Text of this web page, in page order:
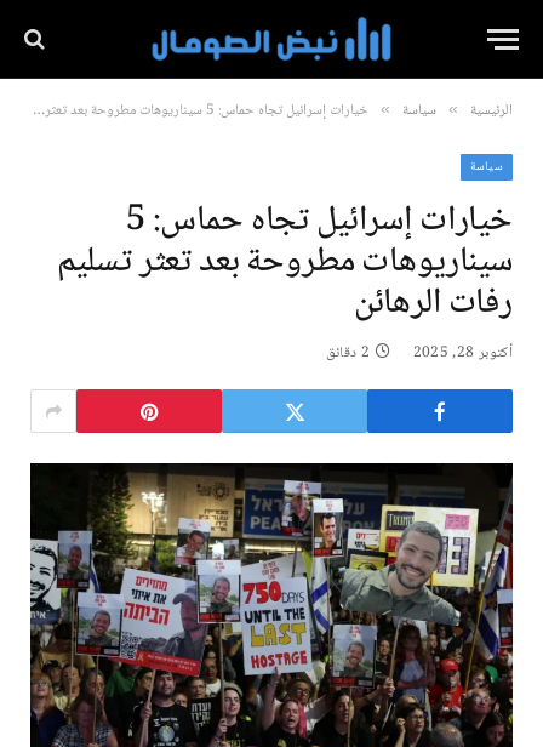
الرئيسية » سياسة » خيارات إسرائيل تجاه حماس: 5 سيناريوهات مطروحة بعد تعثر تسليم رفات الرهائن
سياسة
خيارات إسرائيل تجاه حماس: 5
سيناريوهات مطروحة بعد تعثر تسليم
رفات الرهائن
أكتوبر 28, 2025 2 دقائق